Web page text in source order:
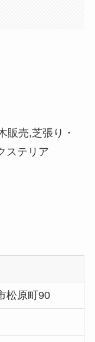
販売,芝張り・
ステリア
松原町90